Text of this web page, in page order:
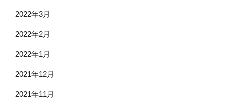
2022年3月
2022年2月
2022年1月
2021年12月
2021年11月